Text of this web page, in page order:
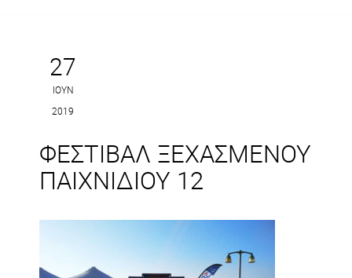
27
ΙΟΎΝ
2019
ΦΕΣΤΙΒΑΛ ΞΕΧΑΣΜΕΝΟΥ
ΠΑΙΧΝΙΔΙΟΥ 12